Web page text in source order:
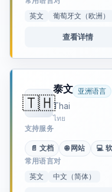
英文
葡萄牙文（欧洲）
查看详情
🇹🇭
泰文 亚洲语言
Thai
ไทย
支持服务
📄 文档 🌐 网站 💻
常用语言对
英文
中文（简体）